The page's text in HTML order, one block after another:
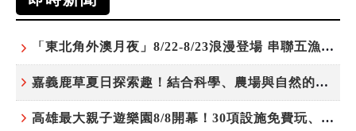
「東北角外澳月夜」8/22-8/23浪漫登場 串聯五漁村、音樂、市集、火舞與慢旅共度夏夜
嘉義鹿草夏日探索趣！結合科學、農場與自然的親子小旅行
高雄最大親子遊樂園8/8開幕！30項設施免費玩、YOYO家族嗨翻暑假